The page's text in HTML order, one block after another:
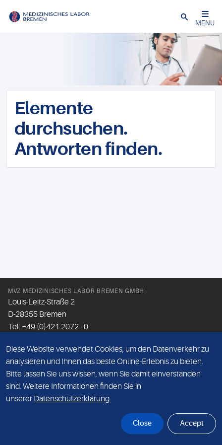
Schließen
MENU
Elemente
durchsuchen.
Antworten finden.
MVZ MEDIZINISCHES LABOR BREMEN GMBH
Louis-Leitz-Straße 2
D-28355 Bremen
Tel: +49 (0)421 2072 - 0
Email:info@mlhb.de
DATENSCHUTZ
IMPRESSUM
Diese Website verwendet Cookies, um den Datenverkehr zu
analysieren und Ihnen das beste Online-Erlebnis zu bieten.
Bitte lassen Sie uns wissen, wenn Sie damit einverstanden
sind. Weitere Informationen finden Sie in
unserer Datenschutzerklärung.
Close Accept